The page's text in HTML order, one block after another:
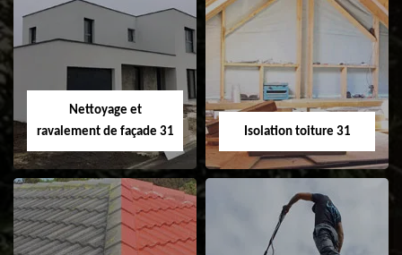
Pose et
changement de
fenêtre de toit et
Velux 31
Nettoyage et pose
Nettoyage et
ravalement de façade 31
Isolation toiture 31